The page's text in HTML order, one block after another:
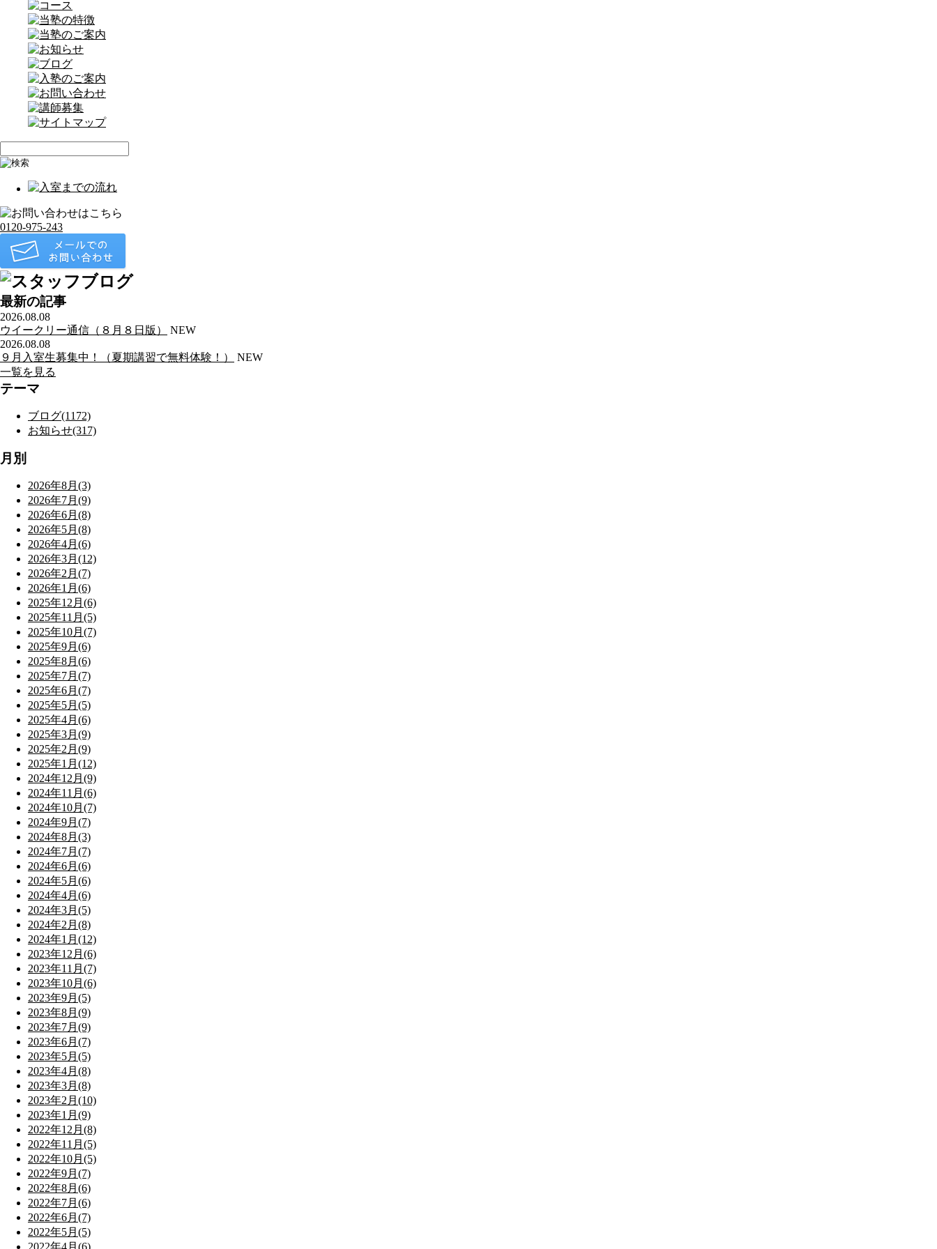
0120-975-243
最新の記事
2026.08.08
ウイークリー通信（８月８日版）
NEW
2026.08.08
９月入室生募集中！（夏期講習で無料体験！）
NEW
一覧を見る
テーマ
ブログ(1172)
お知らせ(317)
月別
2026年8月(3)
2026年7月(9)
2026年6月(8)
2026年5月(8)
2026年4月(6)
2026年3月(12)
2026年2月(7)
2026年1月(6)
2025年12月(6)
2025年11月(5)
2025年10月(7)
2025年9月(6)
2025年8月(6)
2025年7月(7)
2025年6月(7)
2025年5月(5)
2025年4月(6)
2025年3月(9)
2025年2月(9)
2025年1月(12)
2024年12月(9)
2024年11月(6)
2024年10月(7)
2024年9月(7)
2024年8月(3)
2024年7月(7)
2024年6月(6)
2024年5月(6)
2024年4月(6)
2024年3月(5)
2024年2月(8)
2024年1月(12)
2023年12月(6)
2023年11月(7)
2023年10月(6)
2023年9月(5)
2023年8月(9)
2023年7月(9)
2023年6月(7)
2023年5月(5)
2023年4月(8)
2023年3月(8)
2023年2月(10)
2023年1月(9)
2022年12月(8)
2022年11月(5)
2022年10月(5)
2022年9月(7)
2022年8月(6)
2022年7月(6)
2022年6月(7)
2022年5月(5)